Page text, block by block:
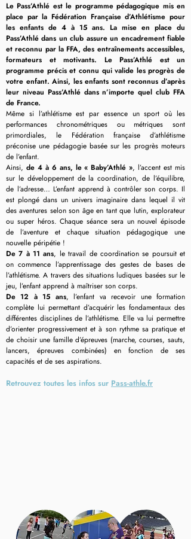
Le Pass’Athlé est le programme pédagogique mis en
place par la Fédération Française d’Athlétisme pour
les enfants de 4 à 15 ans. La mise en place du
Pass’Athlé dans un club assure un encadrement fiable
et reconnu par la FFA, des entraînements accessibles,
formateurs et motivants. Le Pass’Athlé est un
programme précis et connu qui valide les progrès de
votre enfant. Ainsi, les enfants sont reconnus d’après
leur niveau Pass’Athlé dans n’importe quel club FFA
de France.
Même si l’athlétisme est par essence un sport où les
performances chronométriques ou métriques sont
primordiales, le Fédération française d’athlétisme
préconise une pédagogie basée sur les progrès moteurs
de l’enfant.
Ainsi, de 4 à 6 ans, le « Baby’Athlé », l’accent est mis
sur le développement de la coordination, de l’équilibre,
de l’adresse… L’enfant apprend à contrôler son corps. Il
est plongé dans un univers imaginaire dans lequel il vit
des aventures selon son âge en tant que lutin, explorateur
ou super héros. Chaque séance sera un nouvel épisode
de l’aventure et chaque situation pédagogique une
nouvelle péripétie !
De 7 à 11 ans, le travail de coordination se poursuit et
on commence l’apprentissage des gestes de bases de
l’athlétisme. A travers des situations ludiques basées sur le
jeu, l’enfant apprend à maîtriser son corps.
De 12 à 15 ans, l’enfant va recevoir une formation
complète lui permettant d’acquérir les fondamentaux des
différentes disciplines de l’athlétisme. Elle va lui permettre
d’orienter progressivement et à son rythme sa pratique et
de choisir une famille d’épreuves (marche, courses, sauts,
lancers, épreuves combinées) en fonction de ses
capacités et de ses aspirations.
Retrouvez toutes les infos sur Pass-athle.fr